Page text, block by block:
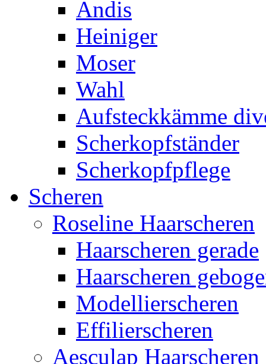
Andis
Heiniger
Moser
Wahl
Aufsteckkämme
Scherkopfständer
Scherkopfpflege
Scheren
Roseline Haarscheren
Haarscheren gerade
Haarscheren
Modellierscheren
Effilierscheren
Aesculap Haarscheren